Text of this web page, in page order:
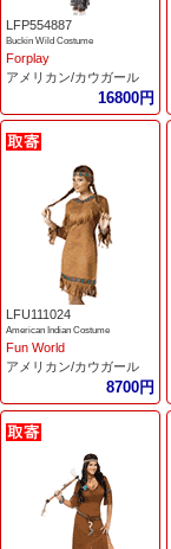
LFP554887
Buckin Wild Costume
Forplay
アメリカン/カウガール
16800円
LFU111024
American Indian Costume
Fun World
アメリカン/カウガール
8700円